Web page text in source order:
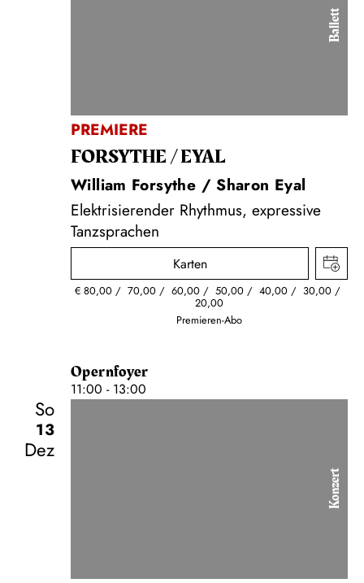
Ballett
PREMIERE
FORSYTHE / EYAL
William Forsythe / Sharon Eyal
Elektrisierender Rhythmus, expressive
Tanzsprachen
Karten
€ 80,00 70,00 60,00 50,00 40,00 30,00
20,00
Premieren-Abo
Opernfoyer
11:00 - 13:00
So
13
Dez
Konzert